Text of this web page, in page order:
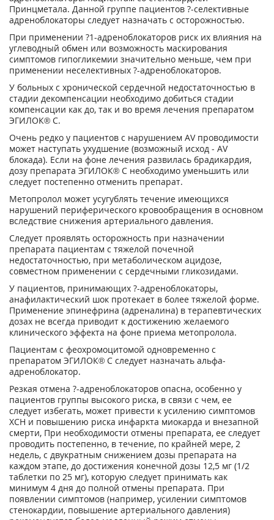
Принцметала. Данной группе пациентов ?-селективные
адреноблокаторы следует назначать с осторожностью.
При применении ?1-адреноблокаторов риск их влияния на
углеводный обмен или возможность маскирования
симптомов гипогликемии значительно меньше, чем при
применении неселективных ?-адреноблокаторов.
У больных с хронической сердечной недостаточностью в
стадии декомпенсации необходимо добиться стадии
компенсации как до, так и во время лечения препаратом
ЭГИЛОК® С.
Очень редко у пациентов с нарушением AV проводимости
может наступать ухудшение (возможный исход - AV
блокада). Если на фоне лечения развилась брадикардия,
дозу препарата ЭГИЛОК® С необходимо уменьшить или
следует постепенно отменить препарат.
Метопролол может усугублять течение имеющихся
нарушений периферического кровообращения в основном
вследствие снижения артериального давления.
Следует проявлять осторожность при назначении
препарата пациентам с тяжелой почечной
недостаточностью, при метаболическом ацидозе,
совместном применении с сердечными гликозидами.
У пациентов, принимающих ?-адреноблокаторы,
анафилактический шок протекает в более тяжелой форме.
Применение эпинефрина (адреналина) в терапевтических
дозах не всегда приводит к достижению желаемого
клинического эффекта на фоне приема метопролола.
Пациентам с феохромоцитомой одновременно с
препаратом ЭГИЛОК® С следует назначать альфа-
адреноблокатор.
Резкая отмена ?-адреноблокаторов опасна, особенно у
пациентов группы высокого риска, в связи с чем, ее
следует избегать, может привести к усилению симптомов
ХСН и повышению риска инфаркта миокарда и внезапной
смерти, При необходимости отмены препарата, ее следует
проводить постепенно, в течение, по крайней мере, 2
недель, с двукратным снижением дозы препарата на
каждом этапе, до достижения конечной дозы 12,5 мг (1/2
таблетки по 25 мг), которую следует принимать как
минимум 4 дня до полной отмены препарата. При
появлении симптомов (например, усилении симптомов
стенокардии, повышение артериального давления)